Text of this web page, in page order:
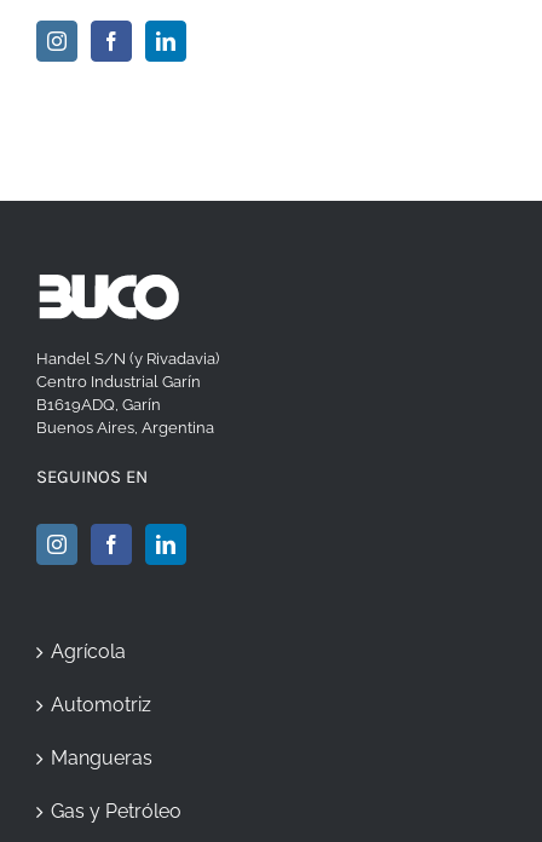
Handel S/N (y Rivadavia)
Centro Industrial Garín
B1619ADQ, Garín
Buenos Aires, Argentina
SEGUINOS EN
Agrícola
Automotriz
Mangueras
Gas y Petróleo